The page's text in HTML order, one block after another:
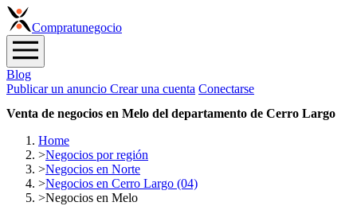
Compratunegocio
Blog
Publicar un anuncio Crear una cuenta Conectarse
Venta de negocios en Melo del departamento de Cerro Largo
Home
>Negocios por región
>Negocios en Norte
>Negocios en Cerro Largo (04)
>Negocios en Melo